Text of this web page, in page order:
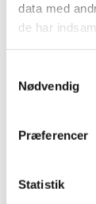
data med
de har
Nødvendig
Præferencer
Statistik
251890
Tajima